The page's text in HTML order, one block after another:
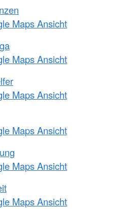
Maps Ansicht
Maps Ansicht
Maps Ansicht
Maps Ansicht
Maps Ansicht
Maps Ansicht